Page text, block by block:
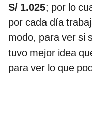
S/ 1.025; por lo
por cada día
modo, para ver si
tuvo mejor idea
para ver lo que